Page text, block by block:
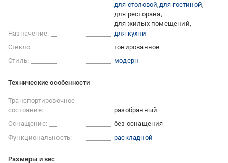
Назначение:
для столовой для гостиной
для ресторана
для жилых помещений
для кухни
Стекло:
тонированное
Стиль:
модерн
Технические особенности
Транспортировочное
состояние:
разобранный
Оснащение:
без оснащения
Функциональность:
раскладной
Размеры и вес